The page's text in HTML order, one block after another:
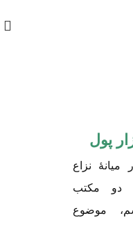
پول
میانۀ نزاع
دو مکتب
موضوع